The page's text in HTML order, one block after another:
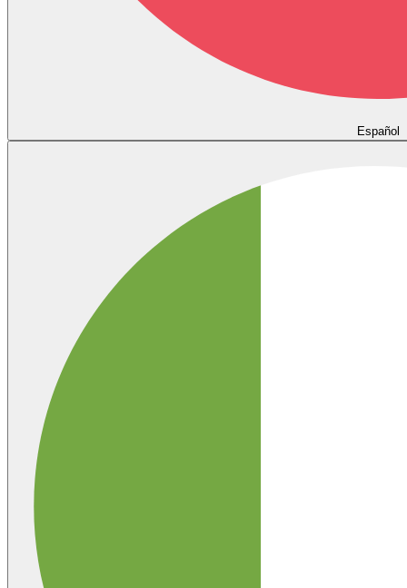
Español